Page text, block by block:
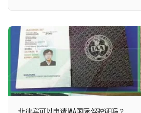
菲律宾可以申请IAA国际驾驶证吗？